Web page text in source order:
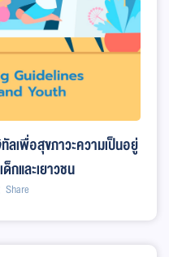
ลเพื่อสุขภาวะความเป็นอยู่
กและเยาวชน
Share